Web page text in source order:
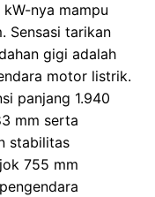
nya mampu
Sensasi tarikan
gigi adalah
motor listrik.
panjang 1.940
mm serta
stabilitas
755 mm